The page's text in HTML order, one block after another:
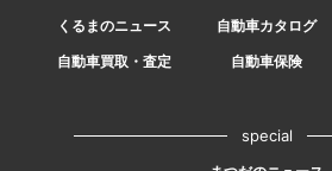
くるまのニュース 自動車カタログ
自動車買取・査定
自動車保険
special